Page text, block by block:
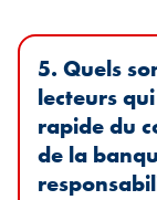
5. Quels
lecteurs
rapide du
de la